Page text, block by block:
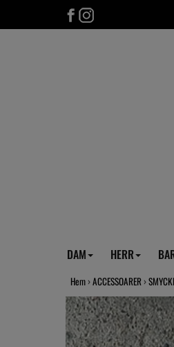
DAM HERR
Hem ›ACCESSOARER ›